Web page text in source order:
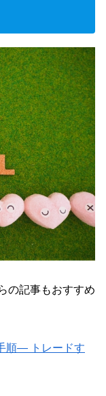
の記事もおすすめ
順― トレードす